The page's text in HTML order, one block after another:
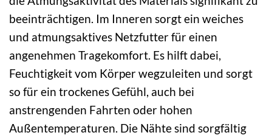
beeinträchtigen. Im Inneren sorgt ein weiches
und atmungsaktives Netzfutter für einen
angenehmen Tragekomfort. Es hilft dabei,
Feuchtigkeit vom Körper wegzuleiten und sorgt
so für ein trockenes Gefühl, auch bei
anstrengenden Fahrten oder hohen
Außentemperaturen. Die Nähte sind sorgfältig